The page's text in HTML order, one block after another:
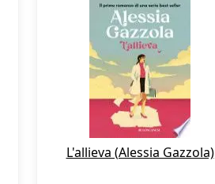
L'allieva (Alessia Gazzola)